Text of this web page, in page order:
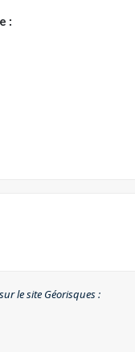
:
le site Géorisques :